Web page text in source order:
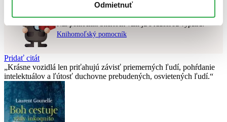
Odmietnuť
Náš pomocník Sherlock vám ju s radosťou vypátra!
Knihomoľský pomocník
Pridať citát
Krásne vozidlá len priťahujú závisť priemerných ľudí, pohŕdanie
intelektuálov a ľútosť duchovne prebudených, osvietených ľudí.